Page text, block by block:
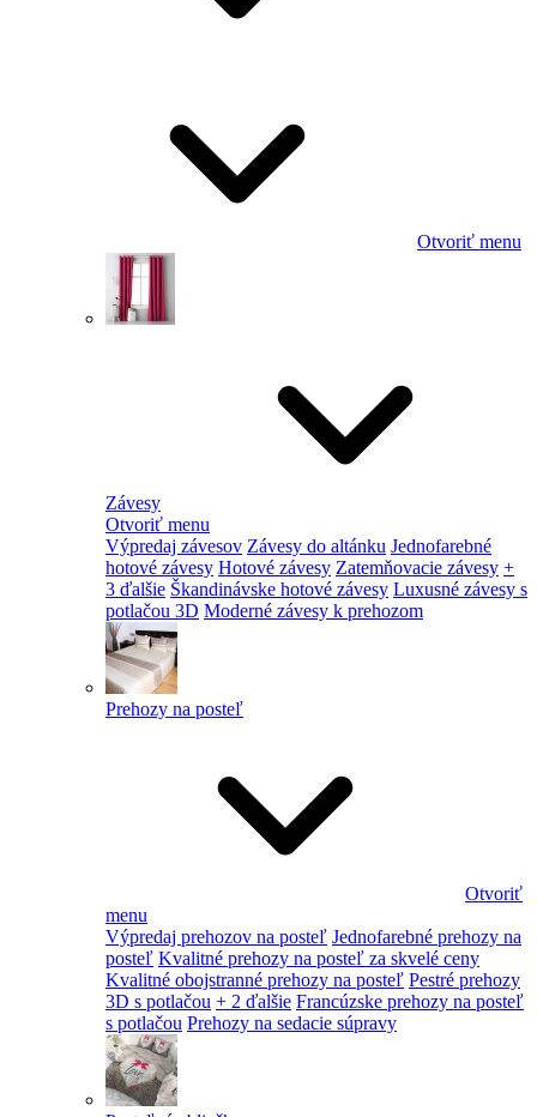
Otvoriť menu
Závesy
Otvoriť menu
Výpredaj závesov Závesy do altánku Jednofarebné
hotové závesy Hotové závesy Zatemňovacie závesy +
3 ďalšie Škandinávske hotové závesy Luxusné závesy s
potlačou 3D Moderné závesy k prehozom
Prehozy na posteľ
Otvoriť
menu
Výpredaj prehozov na posteľ Jednofarebné prehozy na
posteľ Kvalitné prehozy na posteľ za skvelé ceny
Kvalitné obojstranné prehozy na posteľ Pestré prehozy
3D s potlačou + 2 ďalšie Francúzske prehozy na posteľ
s potlačou Prehozy na sedacie súpravy